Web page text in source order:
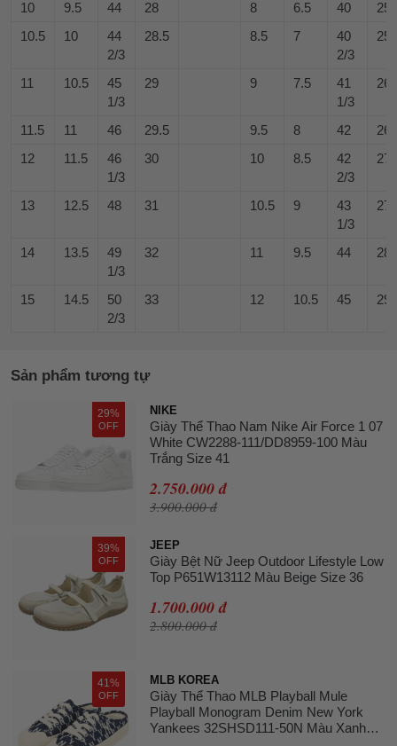
10 9.5 44 28 8 6.5 40
25
10.5
10
44
2/3
28.5 8.5 7
40
2/3
11 10.5
45
1/3
29 9 7.5
41
1/3
26
11.5 11 46 29.5 9.5 8 42
12
11.5
46
1/3
30 10 8.5
42
2/3
27
13 12.5 48 31 10.5 9
43
1/3
14 13.5
49
1/3
32 11 9.5 44 28
15 14.5
50
2/3
33 12 10.5 45 29
Sản phẩm tương tự
29%
OFF
NIKE
Giày Thể Thao Nam Nike Air Force 1 07
White CW2288-111/DD8959-100 Màu
Trắng Size 41
2.750.000 đ
3.900.000 đ
39%
OFF
JEEP
Giày Bệt Nữ Jeep Outdoor Lifestyle Low
Top P651W13112 Màu Beige Size 36
1.700.000 đ
2.800.000 đ
41%
OFF
MLB KOREA
Giày Thể Thao MLB Playball Mule
Playball Monogram Denim New York
Yankees 32SHSD111-50N Màu Xanh